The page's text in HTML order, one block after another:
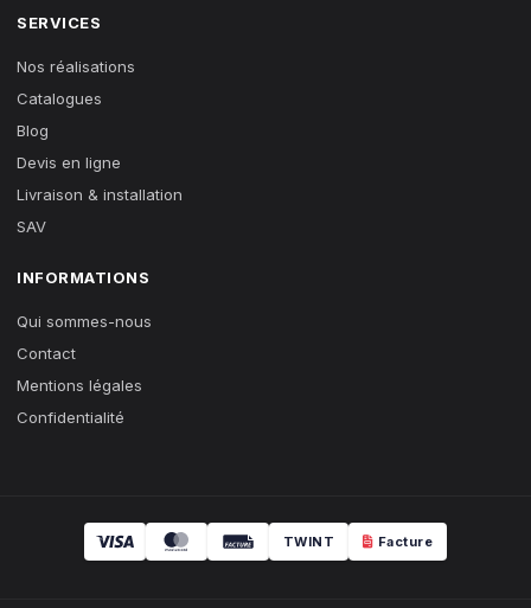
SERVICES
Nos réalisations
Catalogues
Blog
Devis en ligne
Livraison & installation
SAV
INFORMATIONS
Qui sommes-nous
Contact
Mentions légales
Confidentialité
TWINT Facture